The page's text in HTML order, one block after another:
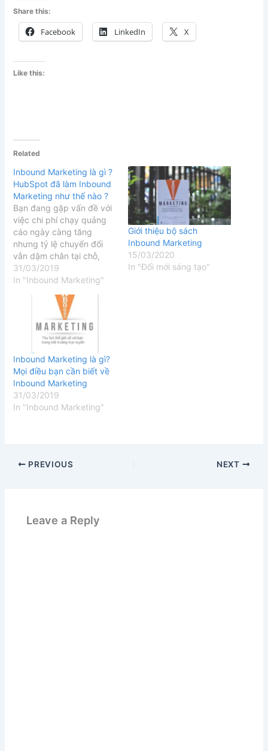
Share this:
Facebook LinkedIn X
Like this:
Related
Inbound Marketing là gì ?
HubSpot đã làm Inbound
Marketing như thế nào ?
Bạn đang gặp vấn đề với
việc chi phí chạy quảng
cáo ngày càng tăng
nhưng tỷ lệ chuyển đổi
vẫn dậm chân tại chỗ,
hay đối tượng khách
hàng của bạn quá khó để
Hãy thay đổi, từ bỏ cách
31/03/2019
In "Inbound Marketing"
Giới thiệu bộ sách
Inbound Marketing
15/03/2020
In "Đổi mới sáng tạo"
Inbound Marketing là gì?
Mọi điều bạn cần biết về
Inbound Marketing
31/03/2019
In "Inbound Marketing"
PREVIOUS NEXT
Leave a Reply